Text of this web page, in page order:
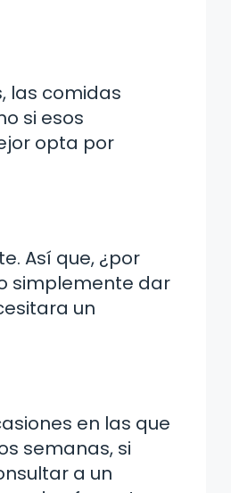
las comidas
si esos
opta por
Así que, ¿por
simplemente dar
un
en las que
semanas, si
a un